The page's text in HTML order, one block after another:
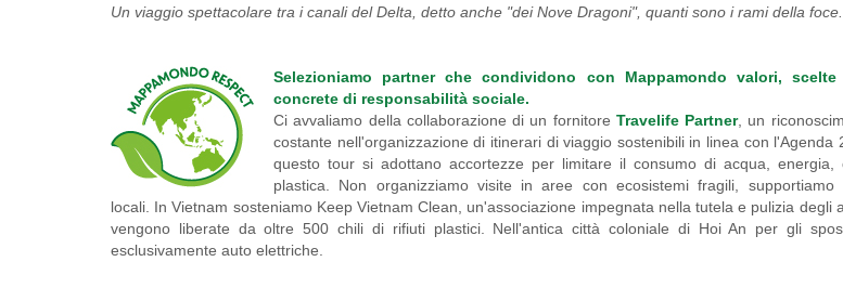
Un viaggio spettacolare tra i canali del Delta, detto anche "dei Nove Dragoni", quanti sono i rami della foce.
Selezioniamo partner che condividono con Mappamondo valori,
concrete di responsabilità sociale.
Ci avvaliamo della collaborazione di un fornitore Travelife Partner, un
costante nell'organizzazione di itinerari di viaggio sostenibili in linea con l'Agenda
questo tour si adottano accortezze per limitare il consumo di acqua, energia,
plastica. Non organizziamo visite in aree con ecosistemi fragili, supportiamo
locali. In Vietnam sosteniamo Keep Vietnam Clean, un'associazione impegnata nella tutela e pulizia degli
vengono liberate da oltre 500 chili di rifiuti plastici. Nell'antica città coloniale di Hoi An per gli
esclusivamente auto elettriche.